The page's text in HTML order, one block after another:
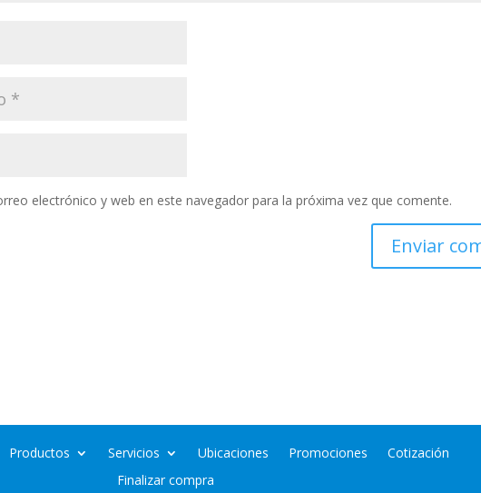
electrónico y web en este navegador para la próxima vez que comente.
Productos Servicios Ubicaciones Promociones
Cotización
Finalizar compra